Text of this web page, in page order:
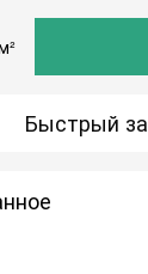
Быстрый